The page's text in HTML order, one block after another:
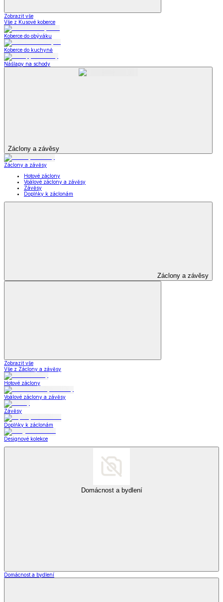
Zobrazit vše
Vše z Kusové koberce
Koberce do obýváku
Koberce do kuchyně
Nášlapy na schody
Záclony a závěsy
Záclony a závěsy
Hotové záclony
Voálové záclony a závěsy
Závěsy
Doplňky k záclonám
Záclony a závěsy
Zobrazit vše
Vše z Záclony a závěsy
Hotové záclony
Voálové záclony a závěsy
Závěsy
Doplňky k záclonám
Designové kolekce
Domácnost a bydlení
Domácnost a bydlení